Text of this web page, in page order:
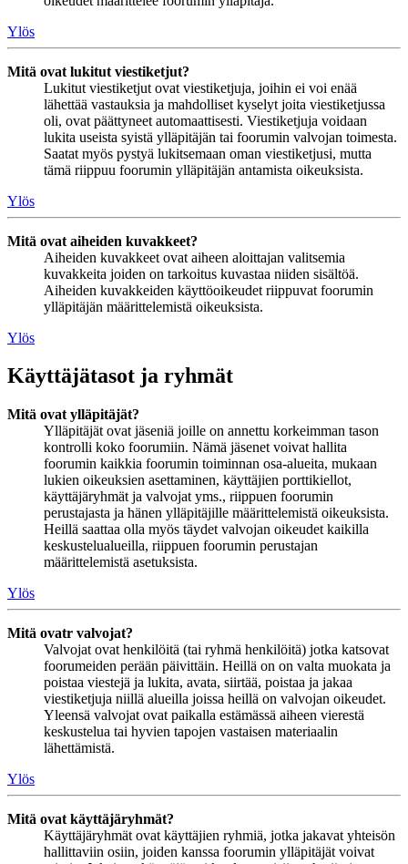
Ylös
Mitä ovat lukitut viestiketjut?
Lukitut viestiketjut ovat viestiketjuja, joihin ei voi enää
lähettää vastauksia ja mahdolliset kyselyt joita viestiketjussa
oli, ovat päättyneet automaattisesti. Viestiketjuja voidaan
lukita useista syistä ylläpitäjän tai foorumin valvojan toimesta.
Saatat myös pystyä lukitsemaan oman viestiketjusi, mutta
tämä riippuu foorumin ylläpitäjän antamista oikeuksista.
Ylös
Mitä ovat aiheiden kuvakkeet?
Aiheiden kuvakkeet ovat aiheen aloittajan valitsemia
kuvakkeita joiden on tarkoitus kuvastaa niiden sisältöä.
Aiheiden kuvakkeiden käyttöoikeudet riippuvat foorumin
ylläpitäjän määrittelemistä oikeuksista.
Ylös
Käyttäjätasot ja ryhmät
Mitä ovat ylläpitäjät?
Ylläpitäjät ovat jäseniä joille on annettu korkeimman tason
kontrolli koko foorumiin. Nämä jäsenet voivat hallita
foorumin kaikkia foorumin toiminnan osa-alueita, mukaan
lukien oikeuksien asettaminen, käyttäjien porttikiellot,
käyttäjäryhmät ja valvojat yms., riippuen foorumin
perustajasta ja hänen ylläpitäjille määrittelemistä oikeuksista.
Heillä saattaa olla myös täydet valvojan oikeudet kaikilla
keskustelualueilla, riippuen foorumin perustajan
määrittelemistä asetuksista.
Ylös
Mitä ovatr valvojat?
Valvojat ovat henkilöitä (tai ryhmä henkilöitä) jotka katsovat
foorumeiden perään päivittäin. Heillä on on valta muokata ja
poistaa viestejä ja lukita, avata, siirtää, poistaa ja jakaa
viestiketjuja niillä alueilla joissa heillä on valvojan oikeudet.
Yleensä valvojat ovat paikalla estämässä aiheen vierestä
keskustelua tai hyvien tapojen vastaisen materiaalin
lähettämistä.
Ylös
Mitä ovat käyttäjäryhmät?
Käyttäjäryhmät ovat käyttäjien ryhmiä, jotka jakavat yhteisön
hallittaviin osiin, joiden kanssa foorumin ylläpitäjät voivat